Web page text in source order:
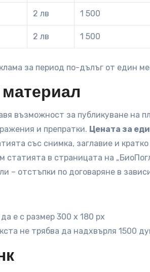
2 лв 1 500
2 лв 1 500
за период по-дълъг от един
възможност за публикуване на
и препратки. Цената за
със снимка, заглавие и
статията в страницата на
– отстъпки по договаряне в
е с размер 300 х 180 px
не трябва да надхвърля 1500